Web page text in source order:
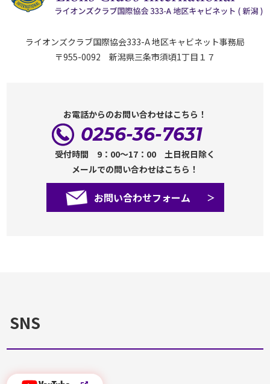
ライオンズクラブ国際協会333-A 地区キャビネット事務局
〒955-0092 新潟県三条市須頃1丁目１７
お電話からのお問い合わせはこちら！
0256-36-7631
受付時間 9：00～17：00 土日祝日除く
メールでの問い合わせはこちら！
お問い合わせフォーム
SNS